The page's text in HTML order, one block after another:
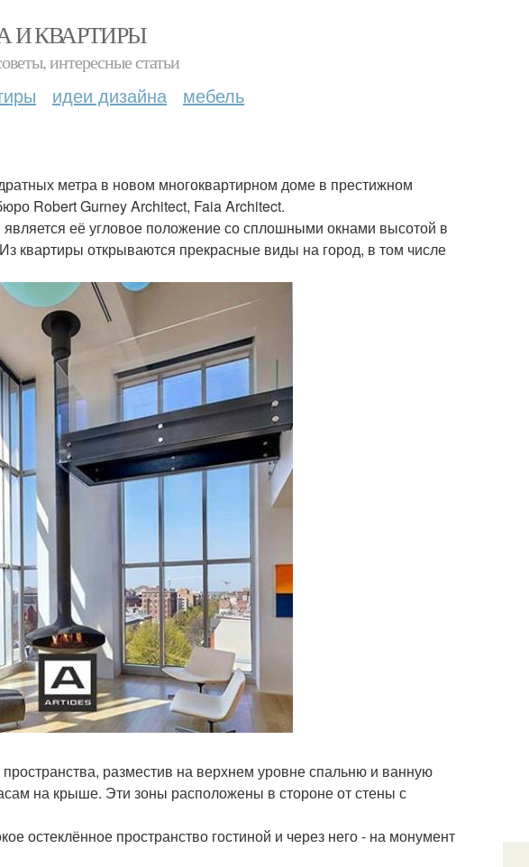
И КВАРТИРЫ
интересные статьи
идеи дизайна мебель
метра в новом многоквартирном доме в престижном
Robert Gurney Architect, Faia Architect.
её угловое положение со сплошными окнами высотой в
квартиры открываются прекрасные виды на город, в том числе
разместив на верхнем уровне спальню и ванную
на крыше. Эти зоны расположены в стороне от стены с
остеклённое пространство гостиной и через него - на монумент